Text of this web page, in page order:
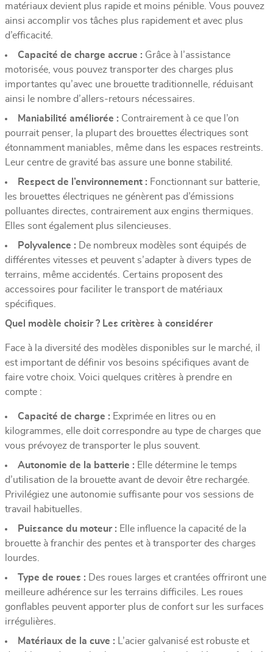
matériaux devient plus rapide et moins pénible. Vous pouvez
ainsi accomplir vos tâches plus rapidement et avec plus
d’efficacité.
Capacité de charge accrue : Grâce à l’assistance
motorisée, vous pouvez transporter des charges plus
importantes qu’avec une brouette traditionnelle, réduisant
ainsi le nombre d’allers-retours nécessaires.
Maniabilité améliorée : Contrairement à ce que l’on
pourrait penser, la plupart des brouettes électriques sont
étonnamment maniables, même dans les espaces restreints.
Leur centre de gravité bas assure une bonne stabilité.
Respect de l’environnement : Fonctionnant sur batterie,
les brouettes électriques ne génèrent pas d’émissions
polluantes directes, contrairement aux engins thermiques.
Elles sont également plus silencieuses.
Polyvalence : De nombreux modèles sont équipés de
différentes vitesses et peuvent s’adapter à divers types de
terrains, même accidentés. Certains proposent des
accessoires pour faciliter le transport de matériaux
spécifiques.
Quel modèle choisir ? Les critères à considérer
Face à la diversité des modèles disponibles sur le marché, il
est important de définir vos besoins spécifiques avant de
faire votre choix. Voici quelques critères à prendre en
compte :
Capacité de charge : Exprimée en litres ou en
kilogrammes, elle doit correspondre au type de charges que
vous prévoyez de transporter le plus souvent.
Autonomie de la batterie : Elle détermine le temps
d’utilisation de la brouette avant de devoir être rechargée.
Privilégiez une autonomie suffisante pour vos sessions de
travail habituelles.
Puissance du moteur : Elle influence la capacité de la
brouette à franchir des pentes et à transporter des charges
lourdes.
Type de roues : Des roues larges et crantées offriront une
meilleure adhérence sur les terrains difficiles. Les roues
gonflables peuvent apporter plus de confort sur les surfaces
irrégulières.
Matériaux de la cuve : L’acier galvanisé est robuste et